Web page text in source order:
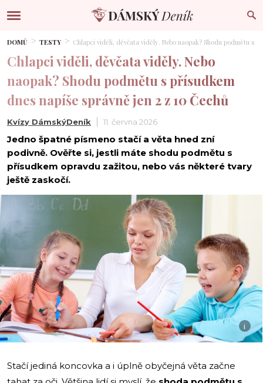
DOMŮ TESTY Chlapci viděli, děvčata viděly. Nebo naopak? Shodu podmětu s
Chlapci viděli, děvčata viděly. Nebo
naopak? Shodu podmětu s přísudkem
dnes napíše správně jen 2 z 10 Čechů
Kvízy DámskýDeník 11. června 2026
Jedno špatné písmeno stačí a věta hned zní
podivně. Ověřte si, jestli máte shodu podmětu s
přísudkem opravdu zažitou, nebo vás některé tvary
ještě zaskočí.
i
Stačí jediná koncovka a i úplně obyčejná věta začne